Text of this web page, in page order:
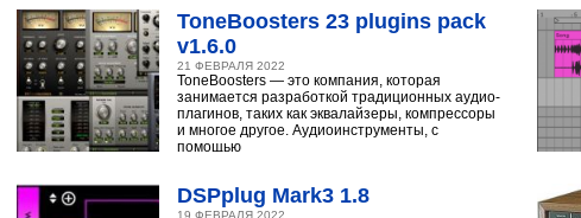
ToneBoosters 23 plugins pack
v1.6.0
21 ФЕВРАЛЯ 2022
ToneBoosters — это компания, которая
занимается разработкой традиционных аудио-
плагинов, таких как эквалайзеры, компрессоры
и многое другое. Аудиоинструменты, с
помощью
DSPplug Mark3 1.8
19 ФЕВРАЛЯ 2022